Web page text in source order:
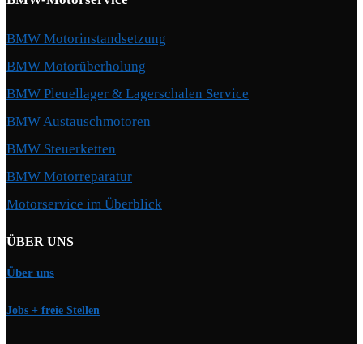
BMW Motorinstandsetzung
BMW Motorüberholung
BMW Pleuellager & Lagerschalen Service
BMW Austauschmotoren
BMW Steuerketten
BMW Motorreparatur
Motorservice im Überblick
ÜBER UNS
Über uns
Jobs + freie Stellen